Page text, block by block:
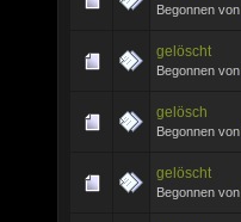
Begonnen von
gelöscht
Begonnen von
gelösch
Begonnen von
gelöscht
Begonnen von